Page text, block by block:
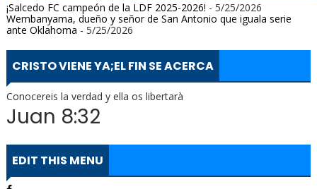
¡Salcedo FC campeón de la LDF 2025-2026! - 5/25/2026
Wembanyama, dueño y señor de San Antonio que iguala serie
ante Oklahoma - 5/25/2026
CRISTO VIENE YA;EL FIN SE ACERCA
Conocereis la verdad y ella os libertarà
Juan 8:32
EDIT THIS MENU